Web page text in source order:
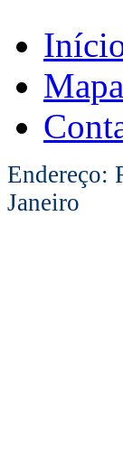
Endereço:
Janeiro